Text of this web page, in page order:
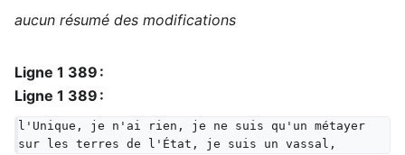
aucun résumé des modifications
Ligne 1 389 :
Ligne 1 389 :
l'Unique, je n'ai rien, je ne suis qu'un métayer
sur les terres de l'État, je suis un vassal,